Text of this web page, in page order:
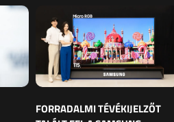
FORRADALMI TÉVÉKIJELZŐT